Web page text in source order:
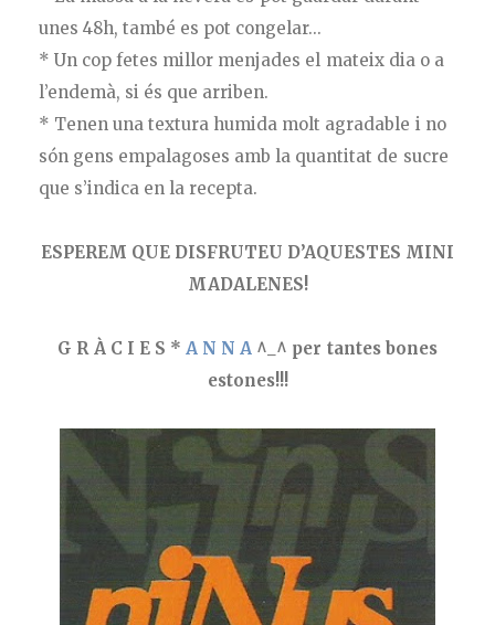
unes 48h, també es pot congelar...
* Un cop fetes millor menjades el mateix dia o a
l’endemà, si és que arriben.
* Tenen una textura humida molt agradable i no
són gens empalagoses amb la quantitat de sucre
que s’indica en la recepta.
ESPEREM QUE DISFRUTEU D’AQUESTES MINI
MADALENES!
G R À C I E S * A N N A ^_^ per tantes bones
estones!!!